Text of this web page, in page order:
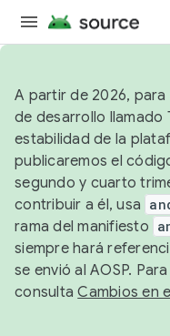
A partir de 2026,
de desarrollo llamado
estabilidad de la
publicaremos el
segundo y cuarto
contribuir a él, usa
rama del manifiesto
siempre hará
se envió al AOSP.
consultaCambios en